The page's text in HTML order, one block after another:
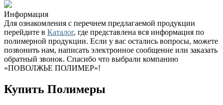
Информация
Для ознакомления с перечнем предлагаемой продукции
перейдите в Каталог, где представлена вся информация по
полимерной продукции. Если у вас остались вопросы, можете
позвонить нам, написать электронное сообщение или заказать
обратный звонок. Спасибо что выбрали компанию
«ПОВОЛЖЬЕ ПОЛИМЕР»!
Купить Полимеры